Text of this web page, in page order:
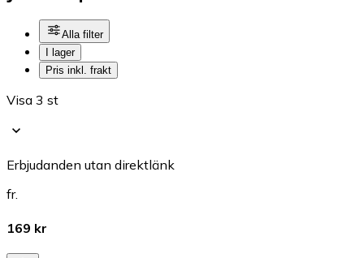
Alla filter
I lager
Pris inkl. frakt
Visa 3 st
Erbjudanden utan direktlänk
fr.
169 kr